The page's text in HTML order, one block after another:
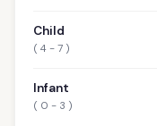
Child
( 4 - 7 )
Infant
( 0 - 3 )